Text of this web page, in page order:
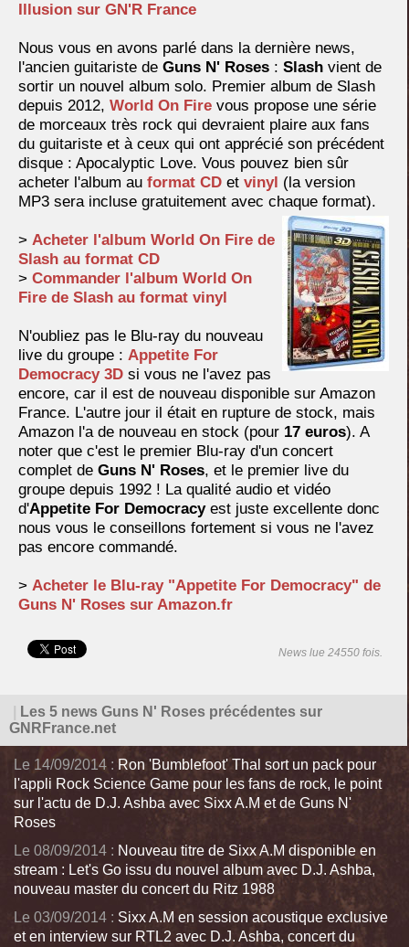
Illusion sur GN'R France
Nous vous en avons parlé dans la dernière news,
l'ancien guitariste de Guns N' Roses : Slash vient de
sortir un nouvel album solo. Premier album de Slash
depuis 2012, World On Fire vous propose une série
de morceaux très rock qui devraient plaire aux fans
du guitariste et à ceux qui ont apprécié son précédent
disque : Apocalyptic Love. Vous pouvez bien sûr
acheter l'album au format CD et vinyl (la version
MP3 sera incluse gratuitement avec chaque format).
> Acheter l'album World On Fire de
Slash au format CD
> Commander l'album World On
Fire de Slash au format vinyl
N'oubliez pas le Blu-ray du nouveau
live du groupe : Appetite For
Democracy 3D si vous ne l'avez pas
encore, car il est de nouveau disponible sur Amazon
France. L'autre jour il était en rupture de stock, mais
Amazon l'a de nouveau en stock (pour 17 euros). A
noter que c'est le premier Blu-ray d'un concert
complet de Guns N' Roses, et le premier live du
groupe depuis 1992 ! La qualité audio et vidéo
d'Appetite For Democracyest juste excellente donc
nous vous le conseillons fortement si vous ne l'avez
pas encore commandé.
> Acheter le Blu-ray "Appetite For Democracy" de
Guns N' Roses sur Amazon.fr
News lue 24550 fois.
Les 5 news Guns N' Roses précédentes sur
GNRFrance.net
Le 14/09/2014 : Ron 'Bumblefoot' Thal sort un pack pour
l'appli Rock Science Game pour les fans de rock, le point
sur l'actu de D.J. Ashba avec Sixx A.M et de Guns N'
Roses
Le 08/09/2014 : Nouveau titre de Sixx A.M disponible en
stream : Let's Go issu du nouvel album avec D.J. Ashba,
nouveau master du concert du Ritz 1988
Le 03/09/2014 : Sixx A.M en session acoustique exclusive
et en interview sur RTL2 avec D.J. Ashba, concert du